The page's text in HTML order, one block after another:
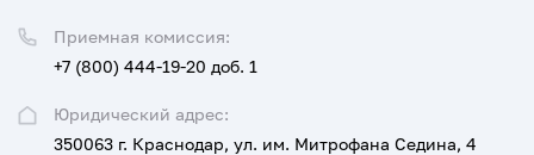
Юридический адрес:
350063 г. Краснодар, ул. им. Митрофана Седина, 4
Приемная комиссия:
+7 (800) 444-19-20 доб. 1